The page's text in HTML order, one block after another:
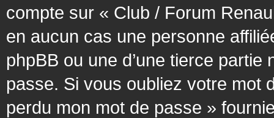
compte sur « Club / Forum
en aucun cas une personne
phpBB ou une d’une tierce
passe. Si vous oubliez votre mot
perdu mon mot de passe »